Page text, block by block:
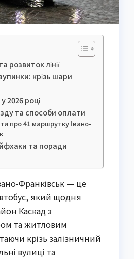
розвиток лінії
крізь шари
2026 році
та способи оплати
про 41 маршрутку Івано-
та поради
Франківськ — це
який щодня
Каскад з
та житловим
крізь залізничний
вулиці та